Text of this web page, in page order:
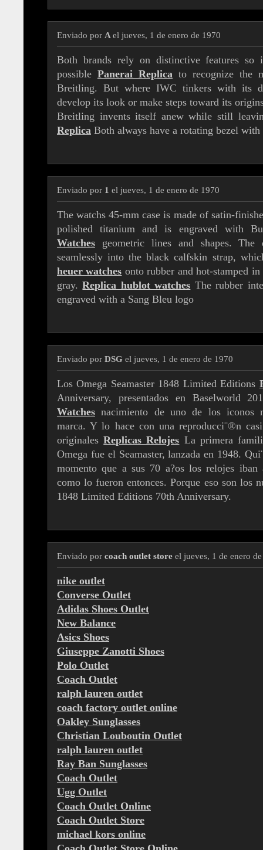
Enviado por A el jueves, 1 de enero de 1970
Both brands rely on distinctive features so
possible Panerai Replica to recognize the
Breitling. But where IWC tinkers with its
develop its look or make steps toward its
Breitling invents itself anew while still
Replica Both always have a rotating bezel with
Enviado por 1 el jueves, 1 de enero de 1970
The watchs 45-mm case is made of satin-
polished titanium and is engraved with
Watches geometric lines and shapes. The
seamlessly into the black calfskin strap,
heuer watches onto rubber and hot-stamped
gray.Replica hublot watches The rubber
engraved with a Sang Bleu logo
Enviado por DSG el jueves, 1 de enero de 1970
Los Omega Seamaster 1848 Limited Editions
Anniversary, presentados en Baselworld
Watches nacimiento de uno de los iconos
marca. Y lo hace con una reproducci¨®n
originalesReplicas Relojes La primera
Omega fue el Seamaster, lanzada en 1948.
momento que a sus 70 a?os los relojes iban
como lo fueron entonces. Porque eso son los
1848 Limited Editions 70th Anniversary.
Enviado por coach outlet store el jueves, 1 de enero
nike outlet
Converse Outlet
Adidas Shoes Outlet
New Balance
Asics Shoes
Giuseppe Zanotti Shoes
Polo Outlet
Coach Outlet
ralph lauren outlet
coach factory outlet online
Oakley Sunglasses
Christian Louboutin Outlet
ralph lauren outlet
Ray Ban Sunglasses
Coach Outlet
Ugg Outlet
Coach Outlet Online
Coach Outlet Store
michael kors online